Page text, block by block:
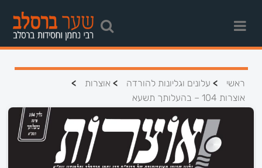
ראשי > עלונים וגליונות להורדה > אוצרות >
אוצרות 104 – בהעלותך תשעא